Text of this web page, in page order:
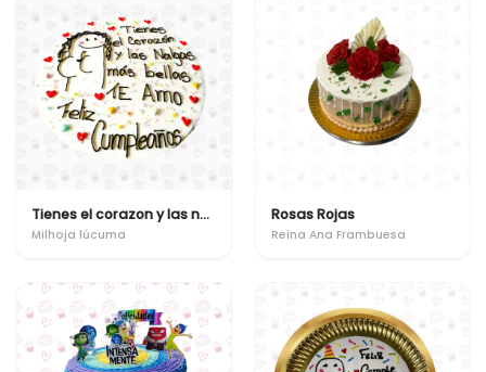
Tienes el corazon y las nalgas mas bellas
Milhoja lúcuma
Rosas Rojas
Reina Ana Frambuesa